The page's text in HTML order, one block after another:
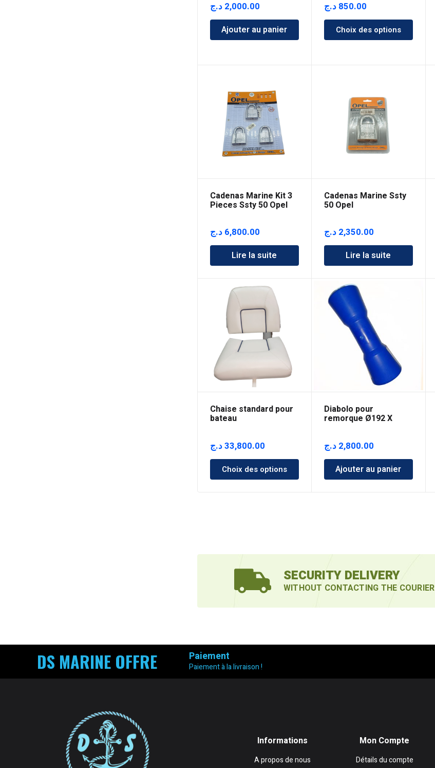
2,000.00 د.ج
Ajouter au panier
850.00 د.ج
Choix des options
Cadenas Marine Kit 3
Pieces Ssty 50 Opel
6,800.00 د.ج
Lire la suite
Cadenas Marine Ssty
50 Opel
2,350.00 د.ج
Lire la suite
Chaise standard pour
bateau
33,800.00د.ج
Choix des options
Diabolo pour
remorque Ø192 X
2,800.00 د.ج
Ajouter au panier
SECURITY DELIVERY
WITHOUT CONTACTING THE COURIER
DS MARINE OFFRE Paiement
Paiement à la livraison !
Informations
A propos de nous
Mon Compte
Détails du compte